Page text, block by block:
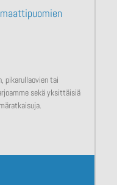
pikarullaovien tai
sekä yksittäisiä